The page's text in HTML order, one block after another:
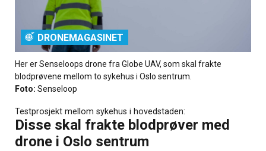
DRONEMAGASINET
Her er Senseloops drone fra Globe UAV, som skal frakte
blodprøvene mellom to sykehus i Oslo sentrum.
Foto: Senseloop
Testprosjekt mellom sykehus i hovedstaden:
Disse skal frakte blodprøver med
drone i Oslo sentrum